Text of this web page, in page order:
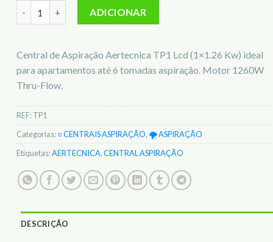
ADICIONAR
Central de Aspiração Aertecnica TP1 Lcd (1×1.26 Kw) ideal
para apartamentos até 6 tomadas aspiração. Motor 1260W
Thru-Flow.
REF:TP1
Categorias:○ CENTRAIS ASPIRAÇÃO, 🌪️ ASPIRAÇÃO
Etiquetas:AERTECNICA,CENTRAL ASPIRAÇÃO
DESCRIÇÃO